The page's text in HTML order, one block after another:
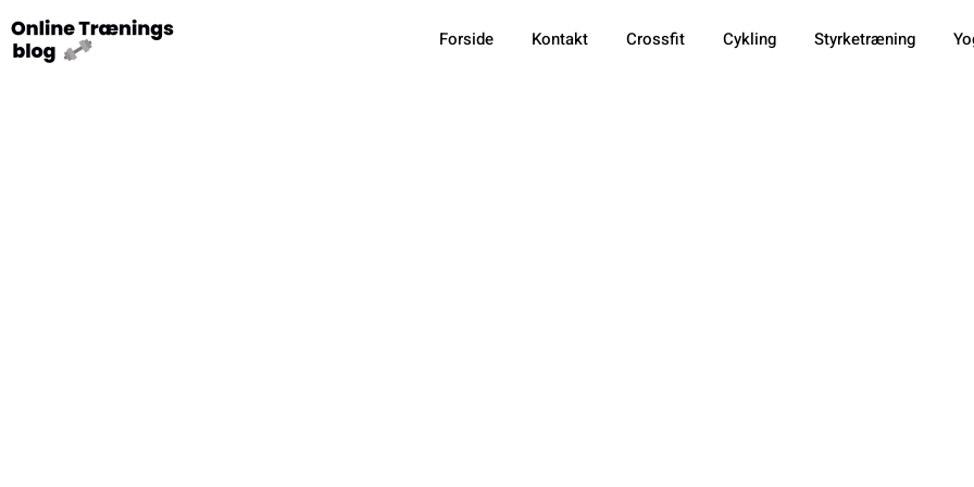
Forside Kontakt Crossfit Cykling Styrketræning